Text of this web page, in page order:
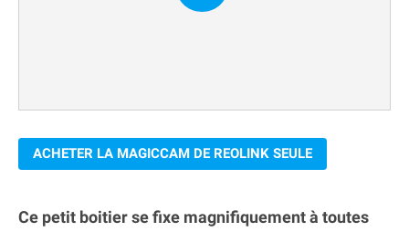
ACHETER LA MAGICCAM DE REOLINK SEULE
Ce petit boitier se fixe magnifiquement à toutes